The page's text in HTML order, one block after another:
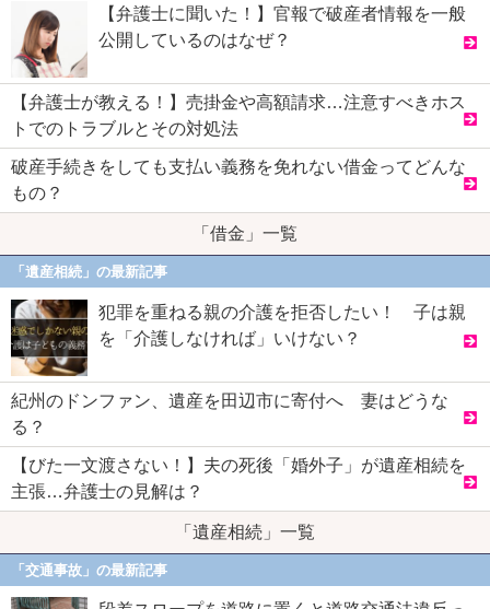
【弁護士に聞いた！】官報で破産者情報を一般
公開しているのはなぜ？
【弁護士が教える！】売掛金や高額請求…注意すべきホス
トでのトラブルとその対処法
破産手続きをしても支払い義務を免れない借金ってどんな
もの？
「借金」一覧
「遺産相続」の最新記事
犯罪を重ねる親の介護を拒否したい！ 子は親
を「介護しなければ」いけない？
紀州のドンファン、遺産を田辺市に寄付へ 妻はどうな
る？
【びた一文渡さない！】夫の死後「婚外子」が遺産相続を
主張…弁護士の見解は？
「遺産相続」一覧
「交通事故」の最新記事